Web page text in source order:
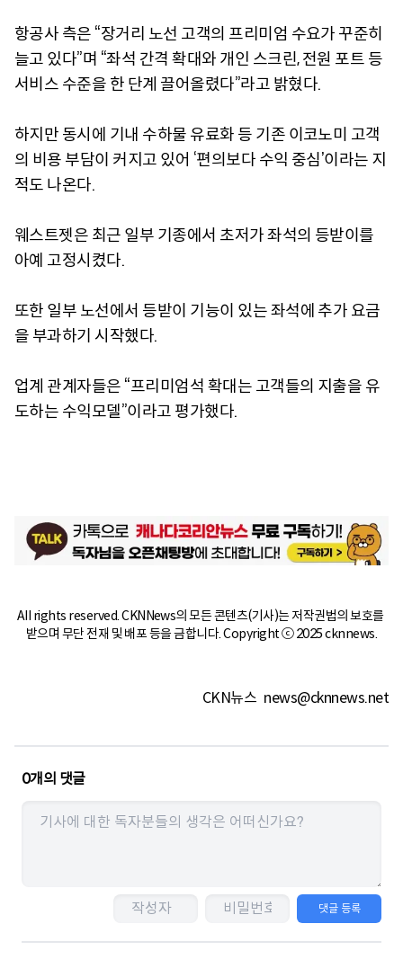
항공사 측은 “장거리 노선 고객의 프리미엄 수요가 꾸준히
늘고 있다”며 “좌석 간격 확대와 개인 스크린, 전원 포트 등
서비스 수준을 한 단계 끌어올렸다”라고 밝혔다.
하지만 동시에 기내 수하물 유료화 등 기존 이코노미 고객
의 비용 부담이 커지고 있어 ‘편의보다 수익 중심’이라는 지
적도 나온다.
웨스트젯은 최근 일부 기종에서 초저가 좌석의 등받이를
아예 고정시켰다.
또한 일부 노선에서 등받이 기능이 있는 좌석에 추가 요금
을 부과하기 시작했다.
업계 관계자들은 “프리미엄석 확대는 고객들의 지출을 유
도하는 수익모델”이라고 평가했다.
All rights reserved. CKNNews의 모든 콘텐츠(기사)는 저작권법의 보호를
받으며 무단 전재 및 배포 등을 금합니다. Copyright ⓒ 2025 cknnews.
CKN뉴스 news@cknnews.net
0개의 댓글
댓글 등록